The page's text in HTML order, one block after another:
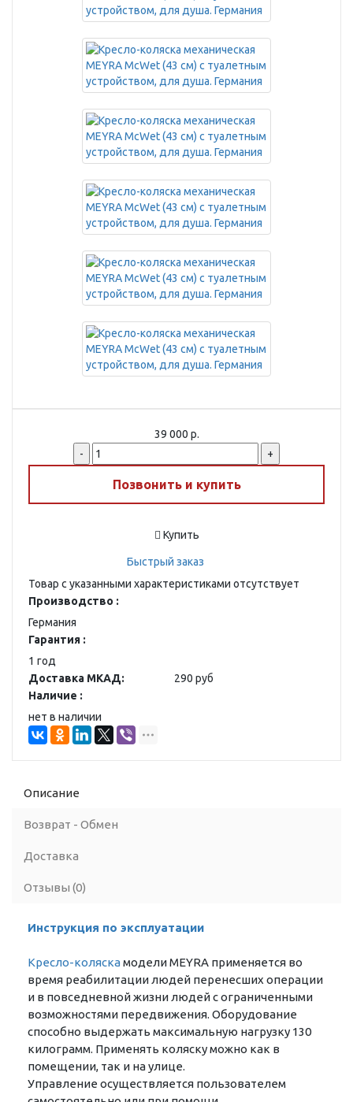
39 000 р.
-
+
Позвонить и купить
Купить
Быстрый заказ
Товар с указанными характеристиками отсутствует
Производство :
Германия
Гарантия :
1 год
Доставка МКАД:
290 руб
Наличие :
нет в наличии
Описание
Возврат - Обмен
Доставка
Отзывы (0)
Инструкция по эксплуатации
Кресло-коляскамодели MEYRA применяется во
время реабилитации людей перенесших операции
и в повседневной жизни людей с ограниченными
возможностями передвижения. Оборудование
способно выдержать максимальную нагрузку 130
килограмм. Применять коляску можно как в
помещении, так и на улице.
Управление осуществляется пользователем